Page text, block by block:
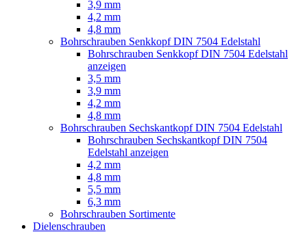
3,9 mm
4,2 mm
4,8 mm
Bohrschrauben Senkkopf DIN 7504 Edelstahl
Bohrschrauben Senkkopf DIN 7504 Edelstahl
anzeigen
3,5 mm
3,9 mm
4,2 mm
4,8 mm
Bohrschrauben Sechskantkopf DIN 7504 Edelstahl
Bohrschrauben Sechskantkopf DIN 7504
Edelstahl anzeigen
4,2 mm
4,8 mm
5,5 mm
6,3 mm
Bohrschrauben Sortimente
Dielenschrauben